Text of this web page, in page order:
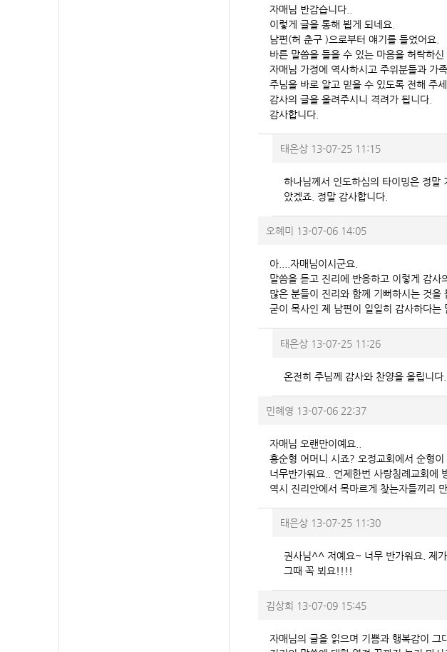
자매님 반갑습니다..
이렇게 글을 통해 뵙게 되네요.
남편(허 춘구 )으로부터 얘기를 들었어요.
바른 말씀을 들을 수 있는 마음을 허락하신
자매님 가정에 역사하시고 주위분들과 가
주님을 바로 알고 믿을 수 있도록 전해 주세
감사의 글을 올려주시니 격려가 됩니다.
감사합니다.
태은상 13-07-25 11:15
하나님께서 인도하심의 타이밍은 정말
았겠죠. 정말 감사합니다.
오혜미 13-07-06 14:05
아....자매님이시군요.
말씀을 듣고 진리에 반응하고 이렇게 감사
많은 분들이 진리와 함께 기뻐하시는 것을
굳이 목사인 제 남편이 일일히 감사하다는
태은상 13-07-25 11:26
온전히 주님께 감사와 찬양을 올립니다
민혜영 13-07-06 22:37
자매님 오랜만이예요..
홍순형 어머니 시죠? 오정교회에서 순형이
너무반가워요.. 언제한번 사랑침례교회에
역시 진리안에서 목마르게 찾는자들끼리 만
태은상 13-07-25 11:30
권사님^^ 저예요~ 너무 반가워요. 제
그때 꼭 뵈요!!!!
김상희 13-07-09 15:45
자매님의 글을 읽으며 기쁨과 행복감이 그